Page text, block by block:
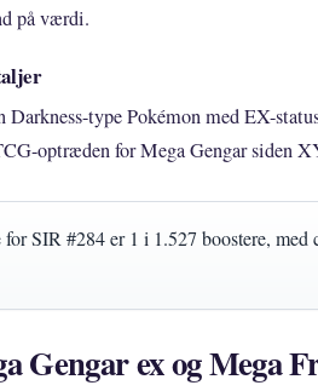
på værdi.
Darkness-type Pokémon med EX-
optræden for Mega Gengar siden
for SIR #284 er 1 i 1.527 boostere,
Gengar ex og Mega